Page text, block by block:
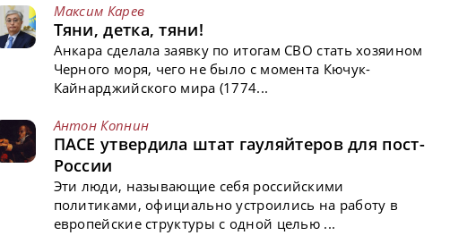
Максим Карев
Тяни, детка, тяни!
Анкара сделала заявку по итогам СВО стать хозяином
Черного моря, чего не было с момента Кючук-
Кайнарджийского мира (1774...
Антон Копнин
ПАСЕ утвердила штат гауляйтеров для пост-
России
Эти люди, называющие себя российскими
политиками, официально устроились на работу в
европейские структуры с одной целью ...